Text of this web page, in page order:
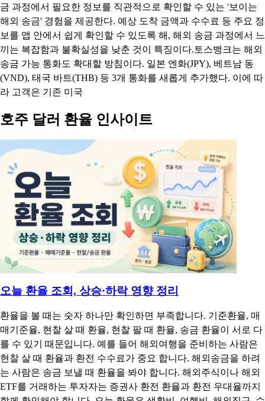
토스뱅크는 해외 송금 수수료 면제 혜택을 올해 12월 31일까지
연장한다고 14일 밝혔다. 기존 7개 송금 가능 통화에 적용 중인
해외 송금 수수료 3,900원 면제 혜택을 연말까지 이어가고, 향후
추가되는 통화에도 동일한 혜택을 적용한다.이번 수수료 면제 연
장은 올해 1월 해외 송금 서비스 출시 이후 꾸준히 늘고 있는 고
객 수요에 발맞춰 더 많은 고객이 비용 부담을 덜고 해외 송금을
이용할 수 있도록 하기 위해 마련됐다. 고객들은 토스뱅크 앱에
서 해외 송금을 보낼 때 발생하는 송금 수수료 3,900원을 올해 12
월 31일까지 면제받을 수 있다.토스뱅크 해외 송금은 고객이 송
금 과정에서 필요한 정보를 직관적으로 확인할 수 있는 '보이는
해외 송금' 경험을 제공한다. 예상 도착 금액과 수수료 등 주요 정
보를 앱 안에서 쉽게 확인할 수 있도록 해, 해외 송금 과정에서 느
끼는 복잡함과 불확실성을 낮춘 것이 특징이다.토스뱅크는 해외
송금 가능 통화도 확대할 방침이다. 일본 엔화(JPY), 베트남 동
(VND), 태국 바트(THB) 등 3개 통화를 새롭게 추가했다. 이에 따
라 고객은 기존 미국
호주 달러 환율 인사이트